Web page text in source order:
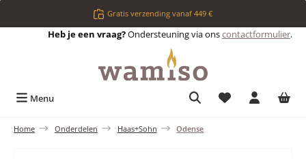
Ga naar de hoofdinhoudGratis verzending vanaf 449 €
Heb je een vraag?Ondersteuning via onscontactformulier.
Menu Je hebt 0 items
Home Onderdelen Haas+Sohn Odense